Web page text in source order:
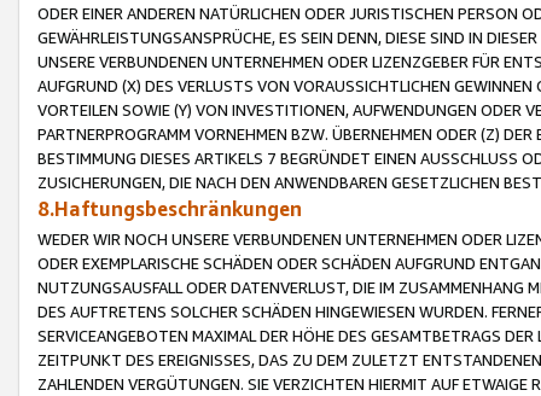
ODER EINER ANDEREN NATÜRLICHEN ODER JURISTISCHEN PERSON
GEWÄHRLEISTUNGSANSPRÜCHE, ES SEIN DENN, DIESE SIND IN
UNSERE VERBUNDENEN UNTERNEHMEN ODER LIZENZGEBER FÜR
AUFGRUND (X) DES VERLUSTS VON VORAUSSICHTLICHEN
VORTEILEN SOWIE (Y) VON INVESTITIONEN, AUFWENDUNGEN ODER
PARTNERPROGRAMM VORNEHMEN BZW. ÜBERNEHMEN ODER (Z)
BESTIMMUNG DIESES ARTIKELS 7 BEGRÜNDET EINEN AUSSCHLUSS
ZUSICHERUNGEN, DIE NACH DEN ANWENDBAREN GESETZLICHEN
8.Haftungsbeschränkungen
WEDER WIR NOCH UNSERE VERBUNDENEN UNTERNEHMEN ODER
ODER EXEMPLARISCHE SCHÄDEN ODER SCHÄDEN AUFGRUND
NUTZUNGSAUSFALL ODER DATENVERLUST, DIE IM ZUSAMMENHANG
DES AUFTRETENS SOLCHER SCHÄDEN HINGEWIESEN WURDEN.
SERVICEANGEBOTEN MAXIMAL DER HÖHE DES GESAMTBETRAGS
ZEITPUNKT DES EREIGNISSES, DAS ZU DEM ZULETZT
ZAHLENDEN VERGÜTUNGEN. SIE VERZICHTEN HIERMIT AUF